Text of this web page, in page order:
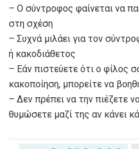
– Ο σύντροφος φαίνεται να
στη σχέση
– Συχνά μιλάει για τον
ή κακοδιάθετος
– Εάν πιστεύετε ότι ο φίλος
κακοποίηση, μπορείτε να
– Δεν πρέπει να την πιέζετε
θυμώσετε μαζί της αν κάνει